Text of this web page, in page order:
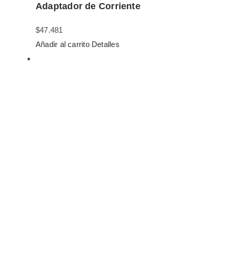
Adaptador de Corriente
$47.481
Añadir al carrito Detalles